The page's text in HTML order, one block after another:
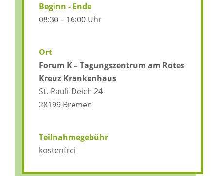
Beginn - Ende
08:30 – 16:00 Uhr
Ort
Forum K – Tagungszentrum am Rotes
Kreuz Krankenhaus
St.-Pauli-Deich 24
28199 Bremen
Teilnahmegebühr
kostenfrei